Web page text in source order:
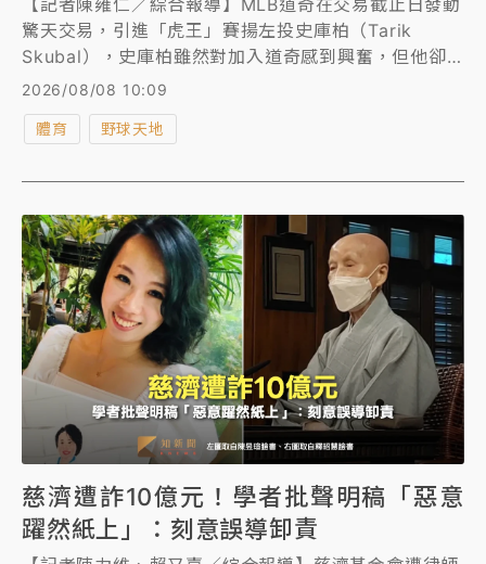
【記者陳雍仁／綜合報導】MLB道奇在交易截止日發動
驚天交易，引進「虎王」賽揚左投史庫柏（Tarik
Skubal），史庫柏雖然對加入道奇感到興奮，但他卻
在近日受訪時談到自己的未來動向，透露不排除重返老
虎。
2026/08/08 10:09
體育 野球天地
慈濟遭詐10億元！學者批聲明稿「惡意
躍然紙上」：刻意誤導卸責